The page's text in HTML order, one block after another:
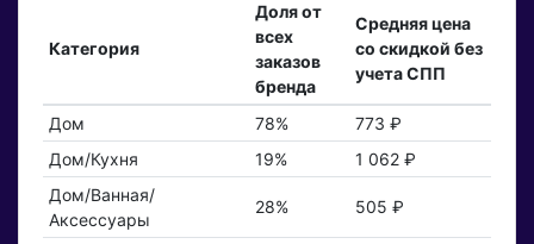
Категория
Доля от
всех
заказов
бренда
Средняя цена
со скидкой без
учета СПП
Дом 78%
773 ₽
Дом/Кухня
19%
1 062 ₽
Дом/Ванная/
Аксессуары
28% 505 ₽